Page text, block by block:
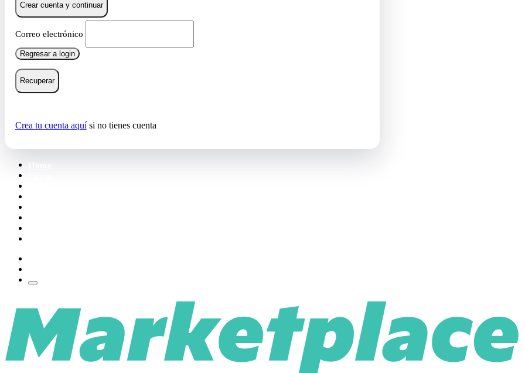
Crear cuenta y continuar
Correo electrónico
Regresar a login
Recuperar
Crea tu cuenta aquísi no tienes cuenta